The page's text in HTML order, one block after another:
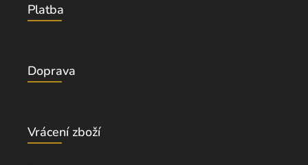
Platba
Doprava
Vrácení zboží